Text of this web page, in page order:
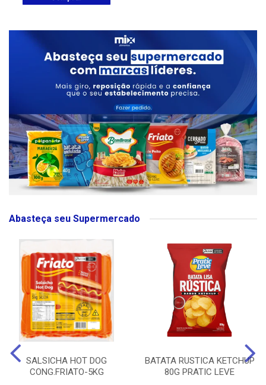
Abasteça seu Supermercado
SALSICHA HOT DOG
CONG.FRIATO-5KG
BATATA RUSTICA KETCHUP
80G PRATIC LEVE